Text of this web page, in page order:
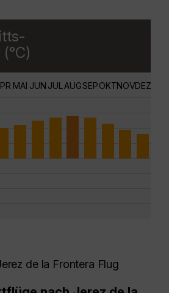
MAI JUN JUL AUGSEPOKTNOVDEZ
de la Frontera Flug